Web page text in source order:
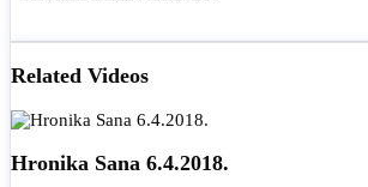
Related Videos
Hronika Sana 6.4.2018.